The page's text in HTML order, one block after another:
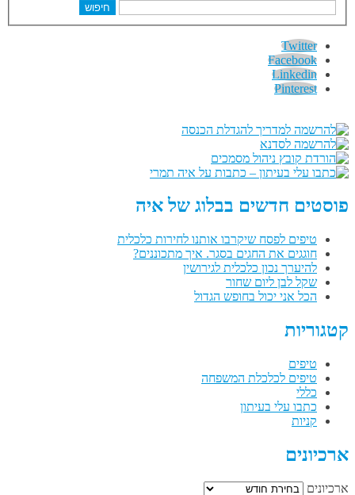
חיפוש
Twitter
Facebook
Linkedin
Pinterest
פוסטים חדשים בבלוג של איה
טיפים לפסח שיקרבו אותנו לחירות כלכלית
חוגגים את החגים בסגר. איך מתכוננים?
להיערך נכון כלכלית לגירושין
שקל לבן ליום שחור
הכל אני יכול בחופש הגדול
קטגוריות
טיפים
טיפים לכלכלת המשפחה
כללי
כתבו עלי בעיתון
קניות
ארכיונים
ארכיונים